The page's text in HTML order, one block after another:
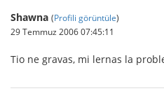
Shawna (Profili görüntüle)
29 Temmuz 2006 07:45:11
Tio ne gravas, mi lernas la